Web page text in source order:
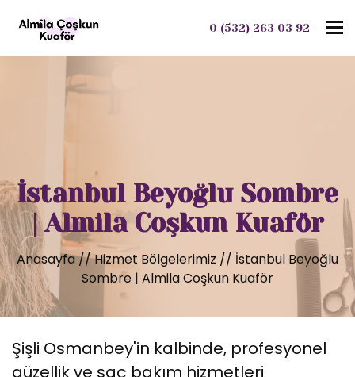
0 (532) 263 03 92
İstanbul Beyoğlu Sombre
| Almila Coşkun Kuaför
Anasayfa//Hizmet Bölgelerimiz // İstanbul Beyoğlu
Sombre | Almila Coşkun Kuaför
Şişli Osmanbey'in kalbinde, profesyonel
güzellik ve saç bakım hizmetleri